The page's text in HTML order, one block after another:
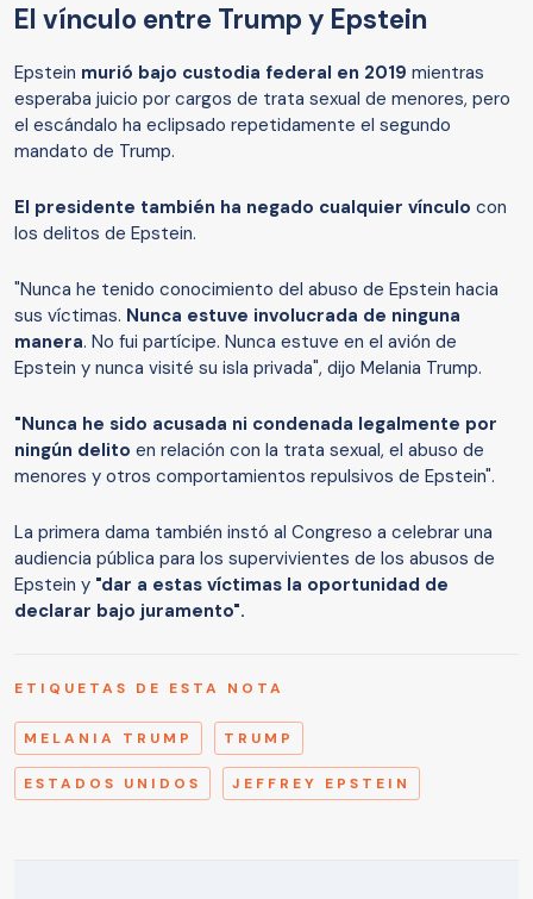
El vínculo entre Trump y Epstein
Epstein murió bajo custodia federal en 2019 mientras
esperaba juicio por cargos de trata sexual de menores, pero
el escándalo ha eclipsado repetidamente el segundo
mandato de Trump.
El presidente también ha negado cualquier vínculo con
los delitos de Epstein.
"Nunca he tenido conocimiento del abuso de Epstein hacia
sus víctimas. Nunca estuve involucrada de ninguna
manera. No fui partícipe. Nunca estuve en el avión de
Epstein y nunca visité su isla privada", dijo Melania Trump.
"Nunca he sido acusada ni condenada legalmente por
ningún delito en relación con la trata sexual, el abuso de
menores y otros comportamientos repulsivos de Epstein".
La primera dama también instó al Congreso a celebrar una
audiencia pública para los supervivientes de los abusos de
Epstein y "dar a estas víctimas la oportunidad de
declarar bajo juramento".
ETIQUETAS DE ESTA NOTA
MELANIA TRUMP TRUMP
ESTADOS UNIDOS JEFFREY EPSTEIN